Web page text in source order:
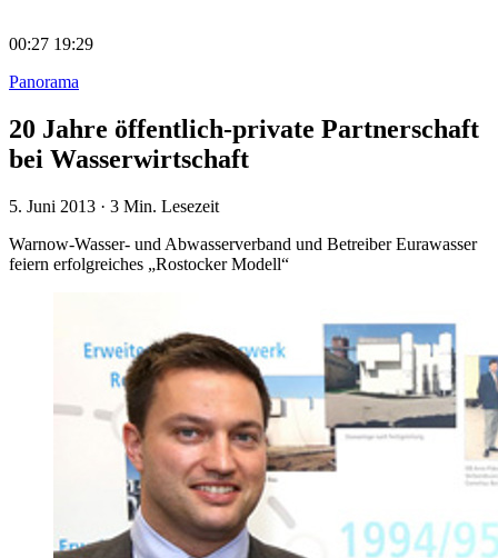
00:27 19:29
Panorama
20 Jahre öffentlich-private Partnerschaft
bei Wasserwirtschaft
5. Juni 2013 · 3 Min. Lesezeit
Warnow-Wasser- und Abwasserverband und Betreiber Eurawasser
feiern erfolgreiches „Rostocker Modell“